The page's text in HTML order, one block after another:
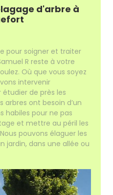
d'arbre à
pour soigner et traiter
R reste à votre
Où que vous soyez
intervenir
de près les
arbres ont besoin d’un
habiles pour ne pas
et mettre au péril les
pouvons élaguer les
jardin, dans une allée ou